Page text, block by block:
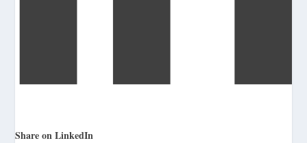
Share on LinkedIn